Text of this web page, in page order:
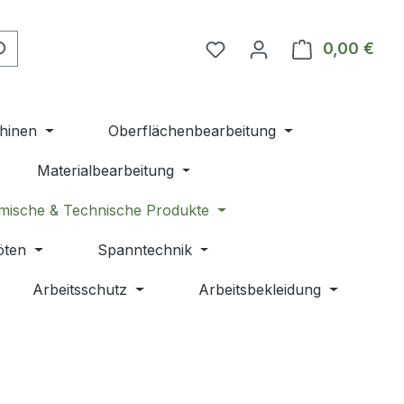
Du hast 0 Produkte auf
0,00 €
Oberflächenbearbeitung
Materialbearbeitung
& Technische Produkte
Spanntechnik
Arbeitsschutz Arbeitsbekleidung